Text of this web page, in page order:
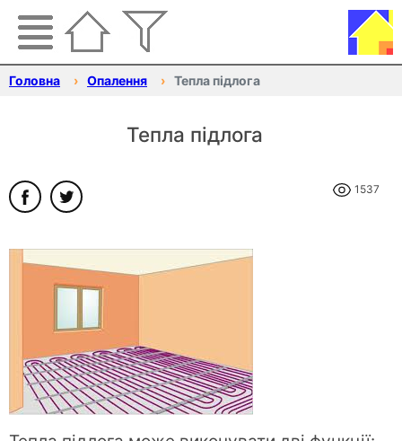
Головна Опалення Тепла підлога
Тепла підлога
1537